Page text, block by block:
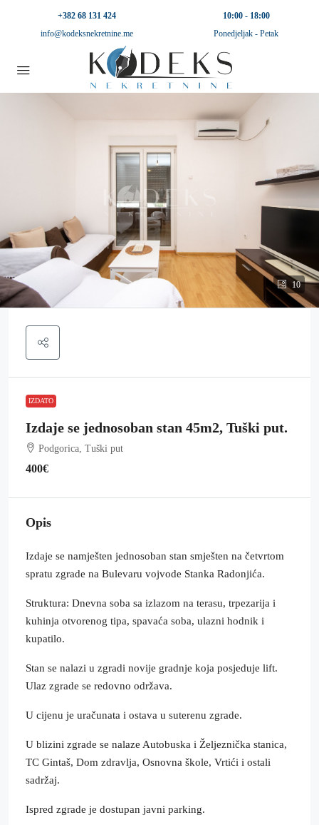
+382 68 131 424
info@kodeksnekretnine.me
10:00 - 18:00
Ponedjeljak - Petak
10
IZDATO
Izdaje se jednosoban stan 45m2, Tuški put.
Podgorica, Tuški put
400€
Opis
Izdaje se namješten jednosoban stan smješten na četvrtom
spratu zgrade na Bulevaru vojvode Stanka Radonjića.
Struktura: Dnevna soba sa izlazom na terasu, trpezarija i
kuhinja otvorenog tipa, spavaća soba, ulazni hodnik i
kupatilo.
Stan se nalazi u zgradi novije gradnje koja posjeduje lift.
Ulaz zgrade se redovno održava.
U cijenu je uračunata i ostava u suterenu zgrade.
U blizini zgrade se nalaze Autobuska i Željeznička stanica,
TC Gintaš, Dom zdravlja, Osnovna škole, Vrtići i ostali
sadržaj.
Ispred zgrade je dostupan javni parking.